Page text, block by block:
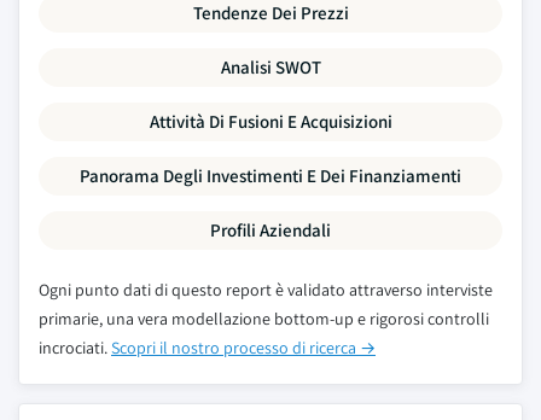
Tendenze Dei Prezzi
Analisi SWOT
Attività Di Fusioni E Acquisizioni
Panorama Degli Investimenti E Dei Finanziamenti
Profili Aziendali
Ogni punto dati di questo report è validato attraverso interviste
primarie, una vera modellazione bottom-up e rigorosi controlli
incrociati.Scopri il nostro processo di ricerca →